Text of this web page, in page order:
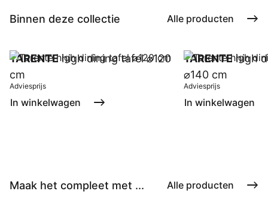
Binnen deze collectie Alle producten
TARENTEhigh dining tafel ⌀120
cm
Adviesprijs
In winkelwagen
TARENTEhigh
⌀140 cm
Adviesprijs
In winkelwagen
Maak het compleet met ... Alle producten